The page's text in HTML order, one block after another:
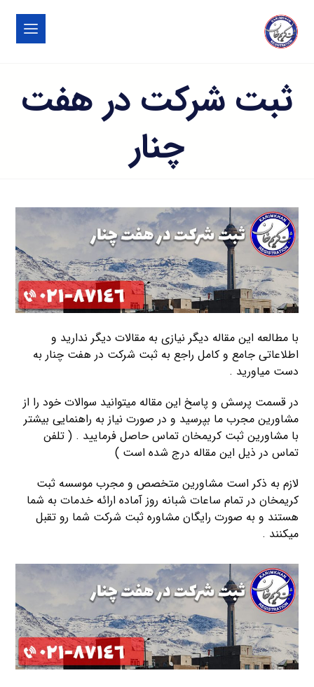
ثبت شرکت در هفت
چنار
با مطالعه این مقاله دیگر نیازی به مقالات دیگر ندارید و
اطلاعاتی جامع و کامل راجع به ثبت شرکت در هفت چنار به
دست میاورید .
در قسمت پرسش و پاسخ این مقاله میتوانید سوالات خود را از
مشاورین مجرب ما بپرسید و در صورت نیاز به راهنمایی بیشتر
با مشاورین ثبت کریمخان تماس حاصل فرمایید . ( تلفن
تماس در ذیل این مقاله درج شده است )
لازم به ذکر است مشاورین متخصص و مجرب موسسه ثبت
کریمخان در تمام ساعات شبانه روز آماده ارائه خدمات به شما
هستند و به صورت رایگان مشاوره ثبت شرکت شما رو تقبل
میکنند .